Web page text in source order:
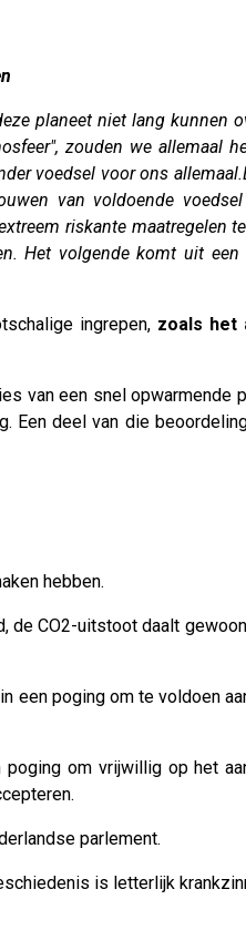
planeet niet lang kunnen
zouden we allemaal
voedsel voor ons allemaal.
van voldoende
riskante maatregelen
Het volgende komt uit een
ingrepen, zoals het
van een snel
deel van die
hebben.
CO2-uitstoot daalt
een poging om te voldoen
om vrijwillig op het
parlement.
is letterlijk